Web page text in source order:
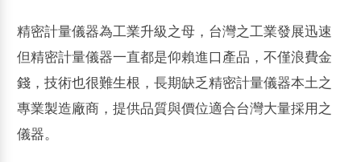
精密計量儀器為工業升級之母，台灣之工業發展迅速
但精密計量儀器一直都是仰賴進口產品，不僅浪費金
錢，技術也很難生根，長期缺乏精密計量儀器本土之
專業製造廠商，提供品質與價位適合台灣大量採用之
儀器。